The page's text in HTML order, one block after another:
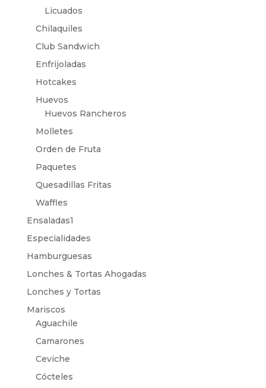
Licuados
Chilaquiles
Club Sandwich
Enfrijoladas
Hotcakes
Huevos
Huevos Rancheros
Molletes
Orden de Fruta
Paquetes
Quesadillas Fritas
Waffles
Ensaladas1
Especialidades
Hamburguesas
Lonches & Tortas Ahogadas
Lonches y Tortas
Mariscos
Aguachile
Camarones
Ceviche
Cócteles